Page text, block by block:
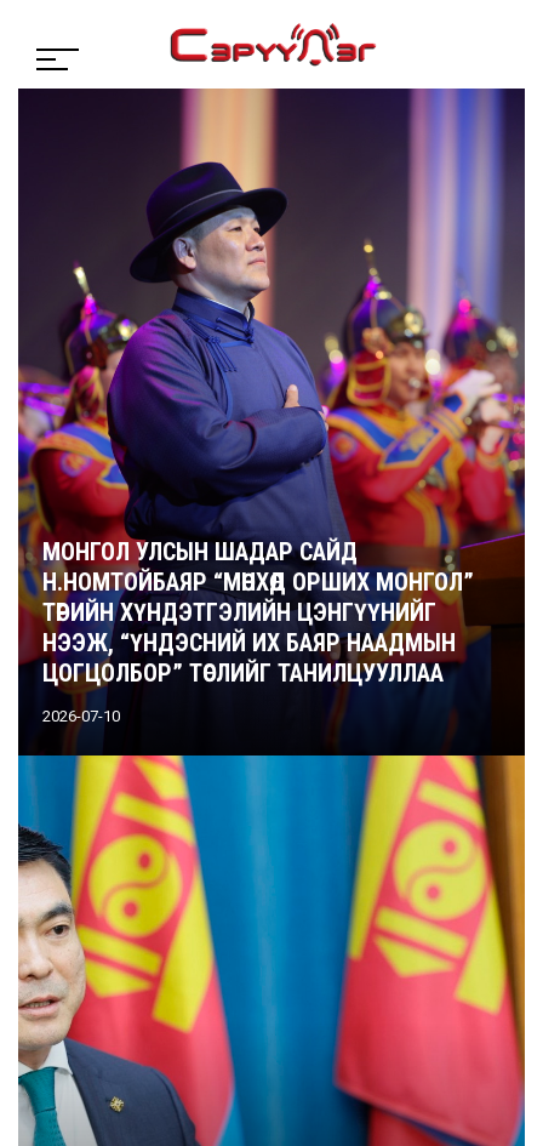
МОНГОЛ УЛСЫН ШАДАР САЙД
Н.НОМТОЙБАЯР “МӨНХӨД ОРШИХ МОНГОЛ”
ТӨРИЙН ХҮНДЭТГЭЛИЙН ЦЭНГҮҮНИЙГ
НЭЭЖ, “ҮНДЭСНИЙ ИХ БАЯР НААДМЫН
ЦОГЦОЛБОР” ТӨСЛИЙГ ТАНИЛЦУУЛЛАА
2026-07-10